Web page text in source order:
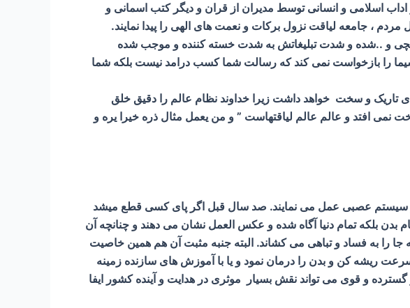
و انسانی توسط مدیران از قران و دیگر کتب اسمانی و
، جامعه لیاقت نزول برکات و نعمت های الهی را پیدا نمایند.
و ..شده و شدت تبلیغاتش به شدت خسته کننده و موجب شده
را بازخواست نمی کند که رسالت شما کسب درامد نیست بلکه شما
ای تاریک و سخت خواهد داشت زیرا خداوند نظام عالم را دقیق خلق
افتد و عالم عالم لیاقتهاست ” و من یعمل مثال ذره خیرا یره و
سیستم عصبی عمل می نمایند. صد سال قبل اگر پای کسی قطع میشد
بلکه تمام دنیا آگاه شده و عکس العمل نشان می دهند و چنانچه آن
را به فساد و تباهی می کشاند. البته جنبه مثبت آن هم همین خاصیت
ریشه کن و بدن را درمان نمود و یا با آموزش های سازنده زمینه
و قوی می تواند نقش بسیار موثری در هدایت و آینده کشور ایفا